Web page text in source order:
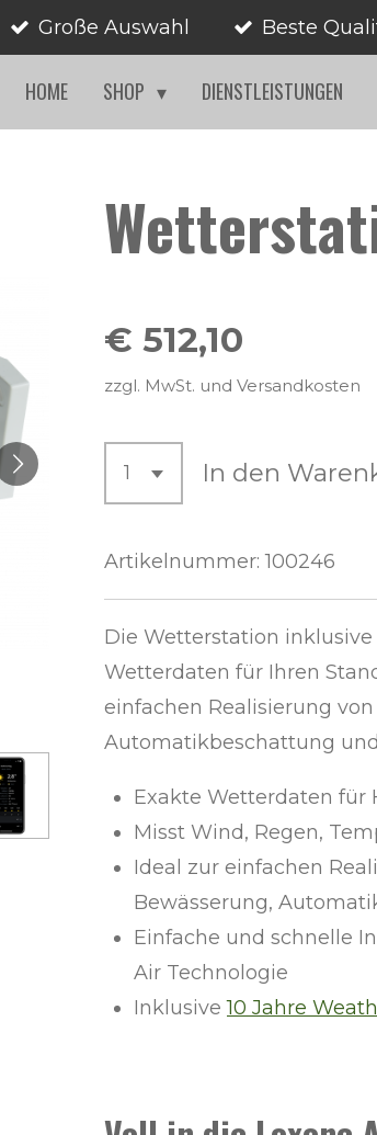
Große Auswahl Beste
HOME SHOP DIENSTLEISTUNGEN
€ 512,10
zzgl. MwSt. und Versandkosten
In den
Artikelnummer: 100246
Die Wetterstation
Wetterdaten für Ihren
einfachen Realisierung
Automatikbeschattung
Exakte Wetterdaten für
Misst Wind, Regen,
Ideal zur einfachen
Bewässerung,
Einfache und schnelle
Air Technologie
Inklusive 10 Jahre